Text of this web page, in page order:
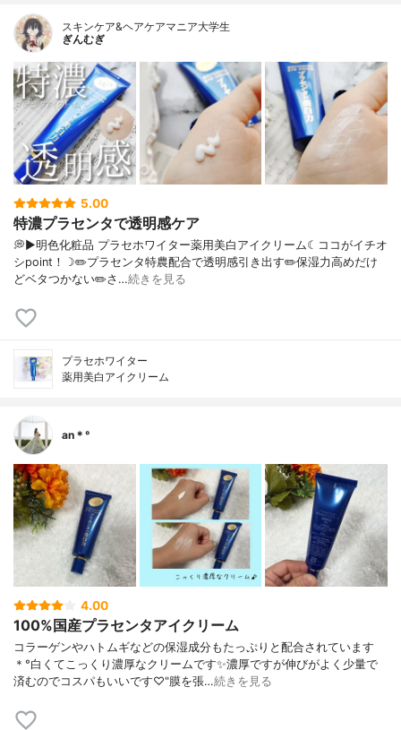
スキンケア&ヘアケアマニア大学生
ぎんむぎ
5.00
特濃プラセンタで透明感ケア
💭▶️明色化粧品 プラセホワイター薬用美白アイクリーム☾ココがイチオ
シpoint！☽✏️プラセンタ特農配合で透明感引き出す✏️保湿力高めだけ
どベタつかない✏️さ…続きを見る
プラセホワイター
薬用美白アイクリーム
an＊°
4.00
100%国産プラセンタアイクリーム
コラーゲンやハトムギなどの保湿成分もたっぷりと配合されています
＊°白くてこっくり濃厚なクリームです✨濃厚ですが伸びがよく少量で
済むのでコスパもいいです♡"膜を張…続きを見る